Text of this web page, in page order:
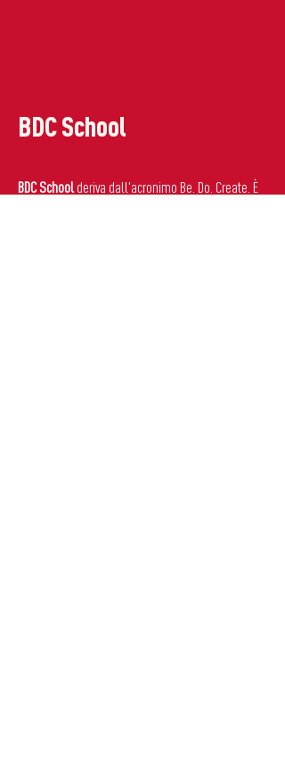
BDC School
BDC Schoolderiva dall'acronimo Be. Do. Create. È